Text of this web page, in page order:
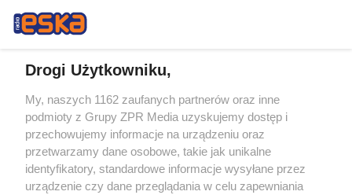
Gonzaleza
Drogi Użytkowniku,
My, naszych 1162 zaufanych partnerów oraz inne
podmioty z Grupy ZPR Media uzyskujemy dostęp i
przechowujemy informacje na urządzeniu oraz
przetwarzamy dane osobowe, takie jak unikalne
identyfikatory, standardowe informacje wysyłane przez
urządzenie czy dane przeglądania w celu zapewniania